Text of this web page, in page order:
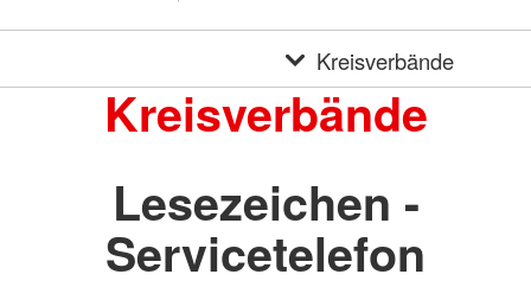
Kreisverbände
Kreisverbände
Lesezeichen -
Servicetelefon